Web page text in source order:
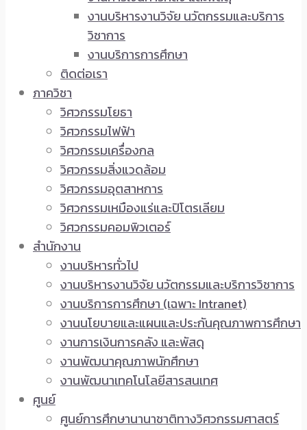
งานบริหารงานวิจัย นวัตกรรมและบริการ
วิชาการ
งานบริการการศึกษา
ติดต่อเรา
ภาควิชา
วิศวกรรมโยธา
วิศวกรรมไฟฟ้า
วิศวกรรมเครื่องกล
วิศวกรรมสิ่งแวดล้อม
วิศวกรรมอุตสาหการ
วิศวกรรมเหมืองแร่และปิโตรเลียม
วิศวกรรมคอมพิวเตอร์
สำนักงาน
งานบริหารทั่วไป
งานบริหารงานวิจัย นวัตกรรมและบริการวิชาการ
งานบริการการศึกษา (เฉพาะ Intranet)
งานนโยบายและแผนและประกันคุณภาพการศึกษา
งานการเงินการคลัง และพัสดุ
งานพัฒนาคุณภาพนักศึกษา
งานพัฒนาเทคโนโลยีสารสนเทศ
ศูนย์
ศูนย์การศึกษานานาชาติทางวิศวกรรมศาสตร์